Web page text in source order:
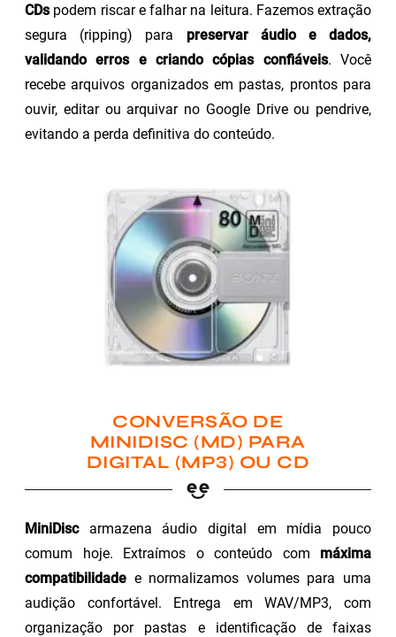
CDspodem riscar e falhar na leitura. Fazemos extração
segura (ripping) para preservar áudio e dados,
validando erros e criando cópias confiáveis. Você
recebe arquivos organizados em pastas, prontos para
ouvir, editar ou arquivar no Google Drive ou pendrive,
evitando a perda definitiva do conteúdo.
CONVERSÃO DE
MINIDISC (MD) PARA
DIGITAL (MP3) OU CD
MiniDiscarmazena áudio digital em mídia pouco
comum hoje. Extraímos o conteúdo com máxima
compatibilidade e normalizamos volumes para uma
audição confortável. Entrega em WAV/MP3, com
organização por pastas e identificação de faixas